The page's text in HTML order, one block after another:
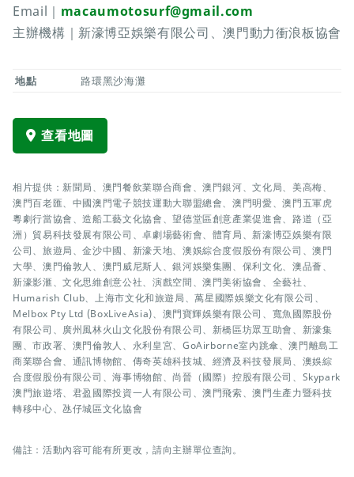
Email｜ macaumotosurf@gmail.com
主辦機構｜新濠博亞娛樂有限公司、澳門動力衝浪板協會
地點 路環黑沙海灘
查看地圖
相片提供：新聞局、澳門餐飲業聯合商會、澳門銀河、文化局、美高梅、
澳門百老匯、中國澳門電子競技運動大聯盟總會、澳門明愛、澳門五軍虎
粵劇行當協會、造船工藝文化協會、望德堂區創意產業促進會、路道（亞
洲）貿易科技發展有限公司、卓劇場藝術會、體育局、新濠博亞娛樂有限
公司、旅遊局、金沙中國、新濠天地、澳娛綜合度假股份有限公司、澳門
大學、澳門倫敦人、澳門威尼斯人、銀河娛樂集團、保利文化、澳品薈、
新濠影滙、文化思維創意公社、演戲空間、澳門美術協會、全藝社、
Humarish Club、上海市文化和旅遊局、萬星國際娛樂文化有限公司、
Melbox Pty Ltd (BoxLiveAsia)、澳門寶輝娛樂有限公司、寬魚國際股份
有限公司、廣州風林火山文化股份有限公司、新橋區坊眾互助會、新濠集
團、市政署、澳門倫敦人、永利皇宮、GoAirborne室內跳傘、澳門離島工
商業聯合會、通訊博物館、傳奇英雄科技城、經濟及科技發展局、澳娛綜
合度假股份有限公司、海事博物館、尚晉（國際）控股有限公司、Skypark
澳門旅遊塔、君盈國際投資一人有限公司、澳門飛索、澳門生產力暨科技
轉移中心、氹仔城區文化協會
備註：活動內容可能有所更改，請向主辦單位查詢。